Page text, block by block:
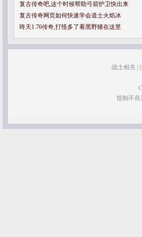
复古传奇吧,这个时候帮助弓箭护卫快出来
复古传奇网页如何快速学会道士火焰冰
昸天1.76传奇,打怪多了看黑野猪在这里
战士相关
抵制不良